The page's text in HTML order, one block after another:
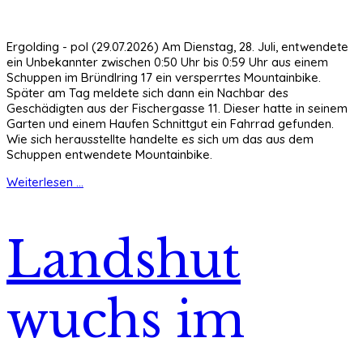
Ergolding - pol (29.07.2026) Am Dienstag, 28. Juli, entwendete
ein Unbekannter zwischen 0:50 Uhr bis 0:59 Uhr aus einem
Schuppen im Bründlring 17 ein versperrtes Mountainbike.
Später am Tag meldete sich dann ein Nachbar des
Geschädigten aus der Fischergasse 11. Dieser hatte in seinem
Garten und einem Haufen Schnittgut ein Fahrrad gefunden.
Wie sich herausstellte handelte es sich um das aus dem
Schuppen entwendete Mountainbike.
Weiterlesen ...
Landshut
wuchs im